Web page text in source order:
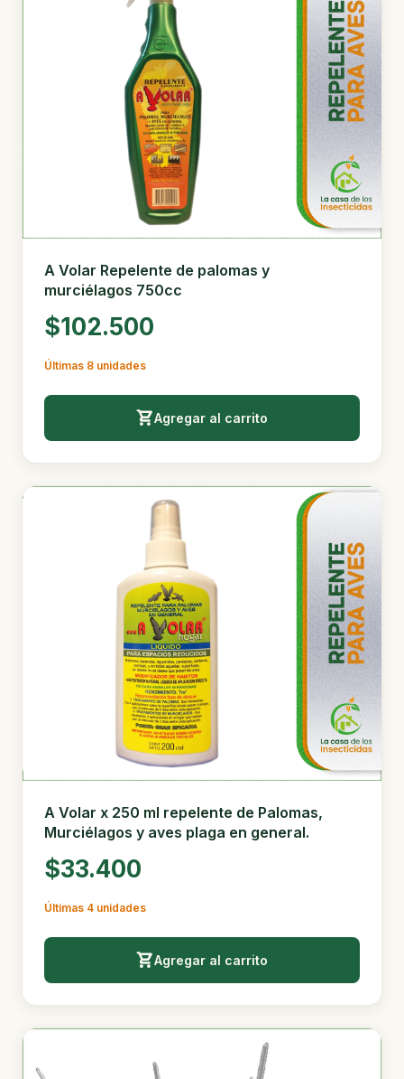
A Volar Repelente de palomas y
murciélagos 750cc
$102.500
Últimas 8 unidades
Agregar al carrito
A Volar x 250 ml repelente de Palomas,
Murciélagos y aves plaga en general.
$33.400
Últimas 4 unidades
Agregar al carrito